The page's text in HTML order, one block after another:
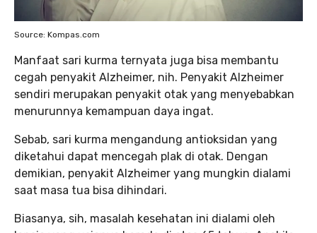
Source: Kompas.com
Manfaat sari kurma ternyata juga bisa membantu
cegah penyakit Alzheimer, nih. Penyakit Alzheimer
sendiri merupakan penyakit otak yang menyebabkan
menurunnya kemampuan daya ingat.
Sebab, sari kurma mengandung antioksidan yang
diketahui dapat mencegah plak di otak. Dengan
demikian, penyakit Alzheimer yang mungkin dialami
saat masa tua bisa dihindari.
Biasanya, sih, masalah kesehatan ini dialami oleh